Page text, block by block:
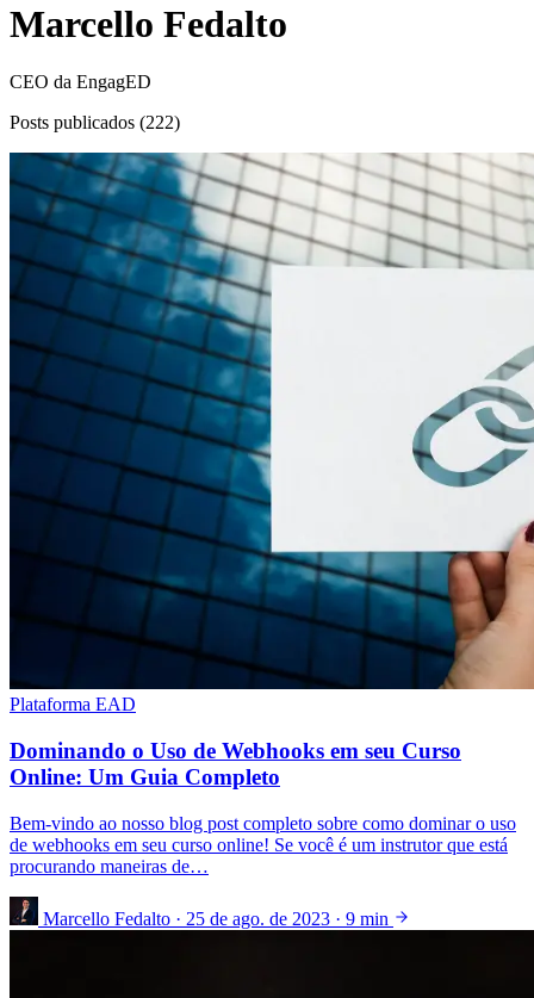
Marcello Fedalto
CEO da EngagED
Posts publicados (222)
Plataforma EAD
Dominando o Uso de Webhooks em seu Curso
Online: Um Guia Completo
Bem-vindo ao nosso blog post completo sobre como dominar o uso
de webhooks em seu curso online! Se você é um instrutor que está
procurando maneiras de…
Marcello Fedalto · 25 de ago. de 2023 · 9 min